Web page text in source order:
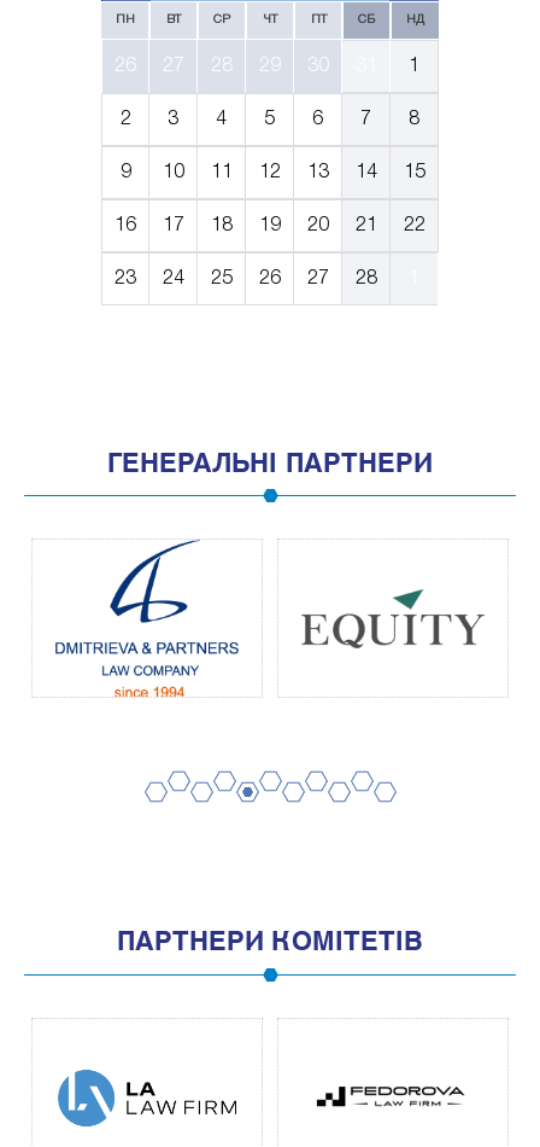
ПН ВТ СР ЧТ СБ НД
26 27 28 29 30
2 3 4 5 6 7 8
9 10 12 13 14 15
16 17 18 19 20 21 22
23 24 25 26 27 28
ГЕНЕРАЛЬНІ ПАРТНЕРИ
ПАРТНЕРИ КОМІТЕТІВ